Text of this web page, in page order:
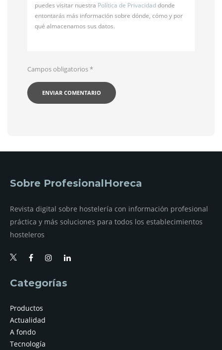
puedes visitar nuestra Política de Privacidaddonde
entontarás más información sobre dónde, cómo y por
qué almacenamos sus datos.
Campos obligatorios*
Sobre ProfesionalHoreca
Revista digital sobre hostelería con información profesional
práctica y más soluciones para todos los establecimientos
hosteleros
Categorías
Productos
Actualidad
A fondo
Tecnología